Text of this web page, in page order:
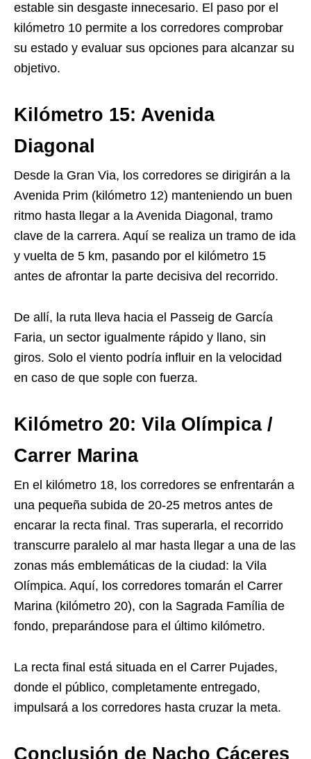
estable sin desgaste innecesario. El paso por el
kilómetro 10 permite a los corredores comprobar
su estado y evaluar sus opciones para alcanzar su
objetivo.
Kilómetro 15: Avenida
Diagonal
Desde la Gran Via, los corredores se dirigirán a la
Avenida Prim (kilómetro 12) manteniendo un buen
ritmo hasta llegar a la Avenida Diagonal, tramo
clave de la carrera. Aquí se realiza un tramo de ida
y vuelta de 5 km, pasando por el kilómetro 15
antes de afrontar la parte decisiva del recorrido.
De allí, la ruta lleva hacia el Passeig de García
Faria, un sector igualmente rápido y llano, sin
giros. Solo el viento podría influir en la velocidad
en caso de que sople con fuerza.
Kilómetro 20: Vila Olímpica /
Carrer Marina
En el kilómetro 18, los corredores se enfrentarán a
una pequeña subida de 20-25 metros antes de
encarar la recta final. Tras superarla, el recorrido
transcurre paralelo al mar hasta llegar a una de las
zonas más emblemáticas de la ciudad: la Vila
Olímpica. Aquí, los corredores tomarán el Carrer
Marina (kilómetro 20), con la Sagrada Família de
fondo, preparándose para el último kilómetro.
La recta final está situada en el Carrer Pujades,
donde el público, completamente entregado,
impulsará a los corredores hasta cruzar la meta.
Conclusión de Nacho Cáceres